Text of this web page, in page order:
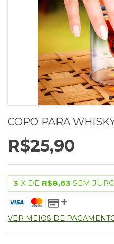
COPO PARA
R$25,90
3 X DE R$8,63 SEM
VER MEIOS DE